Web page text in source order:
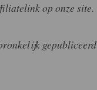
op onze site.
gepubliceerd